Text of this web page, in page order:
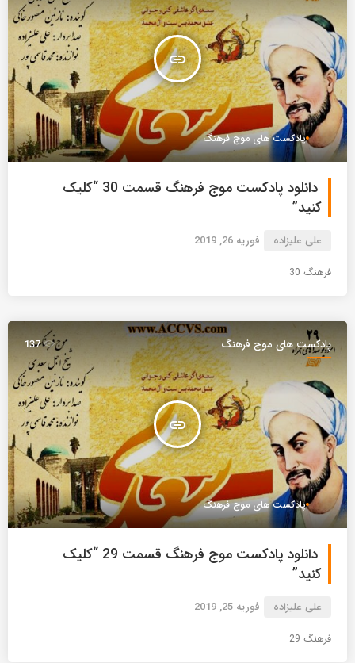
insert_link
پادکست های موج فرهنگ
دانلود پادکست موج فرهنگ قسمت 30 “کلیک
کنید”
علی علیزاده فوریه 26, 2019
فرهنگ 30
پادکست های موج فرهنگ
insert_link
137
پادکست های موج فرهنگ
دانلود پادکست موج فرهنگ قسمت 29 “کلیک
کنید”
علی علیزاده فوریه 25, 2019
فرهنگ 29